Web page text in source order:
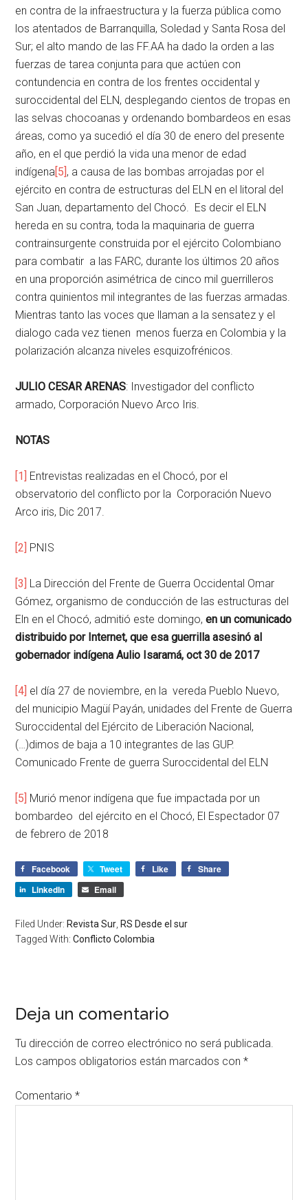
en contra de la infraestructura y la fuerza pública como
los atentados de Barranquilla, Soledad y Santa Rosa del
Sur; el alto mando de las FF.AA ha dado la orden a las
fuerzas de tarea conjunta para que actúen con
contundencia en contra de los frentes occidental y
suroccidental del ELN, desplegando cientos de tropas en
las selvas chocoanas y ordenando bombardeos en esas
áreas, como ya sucedió el día 30 de enero del presente
año, en el que perdió la vida una menor de edad
indígena[5], a causa de las bombas arrojadas por el
ejército en contra de estructuras del ELN en el litoral del
San Juan, departamento del Chocó. Es decir el ELN
hereda en su contra, toda la maquinaria de guerra
contrainsurgente construida por el ejército Colombiano
para combatir a las FARC, durante los últimos 20 años
en una proporción asimétrica de cinco mil guerrilleros
contra quinientos mil integrantes de las fuerzas armadas.
Mientras tanto las voces que llaman a la sensatez y el
dialogo cada vez tienen menos fuerza en Colombia y la
polarización alcanza niveles esquizofrénicos.
JULIO CESAR ARENAS: Investigador del conflicto
armado, Corporación Nuevo Arco Iris.
NOTAS
[1] Entrevistas realizadas en el Chocó, por el
observatorio del conflicto por la Corporación Nuevo
Arco iris, Dic 2017.
[2] PNIS
[3] La Dirección del Frente de Guerra Occidental Omar
Gómez, organismo de conducción de las estructuras del
Eln en el Chocó, admitió este domingo,en un comunicado
distribuido por Internet, que esa guerrilla asesinó al
gobernador indígena Aulio Isaramá, oct 30 de 2017
[4] el día 27 de noviembre, en la vereda Pueblo Nuevo,
del municipio Magüí Payán, unidades del Frente de Guerra
Suroccidental del Ejército de Liberación Nacional,
(…)dimos de baja a 10 integrantes de las GUP.
Comunicado Frente de guerra Suroccidental del ELN
[5] Murió menor indígena que fue impactada por un
bombardeo del ejército en el Chocó, El Espectador 07
de febrero de 2018
Facebook Tweet Like
Share
LinkedIn
Email
Filed Under: Revista Sur RS Desde el sur
Tagged With:Conflicto Colombia
Deja un comentario
Tu dirección de correo electrónico no será publicada.
Los campos obligatorios están marcados con*
Comentario*